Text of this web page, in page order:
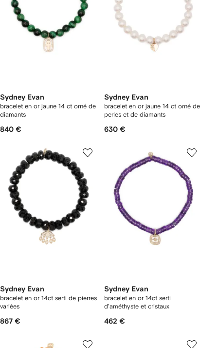
Sydney Evan
bracelet en or jaune 14 ct orné de
diamants
840 €
Sydney Evan
bracelet en or jaune 14 ct orné de
perles et de diamants
630 €
Sydney Evan
bracelet en or 14ct serti de pierres
variées
867 €
Sydney Evan
bracelet en or 14ct serti
d'améthyste et cristaux
462 €